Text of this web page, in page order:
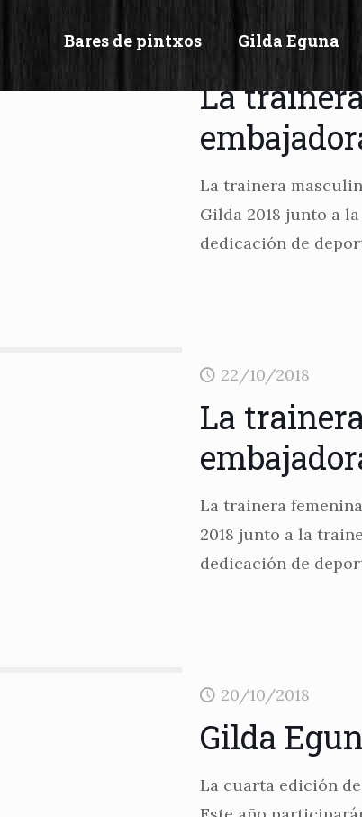
Bares de pintxos Gilda Eguna
22/10/2018
La
La trainera
Gilda 2018 junto a
dedicación de
22/10/2018
La
La trainera
2018 junto a la
dedicación de
20/10/2018
Gilda
La cuarta edición